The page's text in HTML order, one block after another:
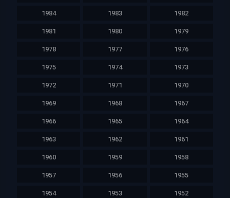
1984 1983 1982
1981 1980 1979
1978 1977 1976
1975 1974 1973
1972 1971 1970
1969 1968 1967
1966 1965 1964
1963 1962 1961
1960 1959 1958
1957 1956 1955
1954 1953 1952